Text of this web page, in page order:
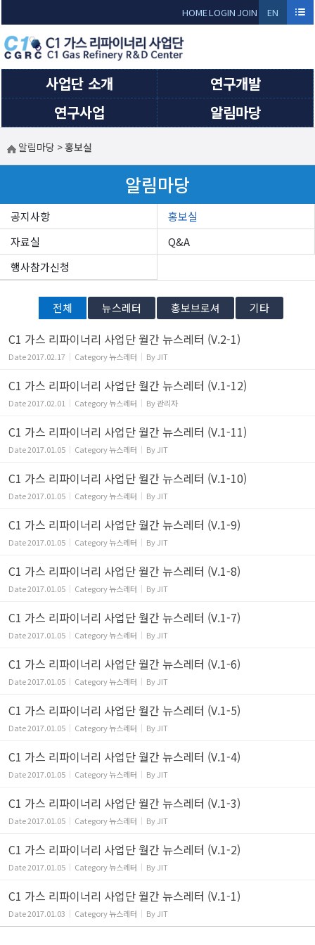
HOMELOGIN JOIN
EN
사업단 소개
연구개발
연구사업
알림마당
알림마당 >홍보실
알림마당
공지사항
홍보실
자료실
Q&A
행사참가신청
전체 뉴스레터 홍보브로셔 기타
C1 가스 리파이너리 사업단 월간 뉴스레터 (V.2-1)
Date2017.02.17 Category뉴스레터 ByJIT
C1 가스 리파이너리 사업단 월간 뉴스레터 (V.1-12)
Date2017.02.01 Category뉴스레터 By관리자
C1 가스 리파이너리 사업단 월간 뉴스레터 (V.1-11)
Date2017.01.05 Category뉴스레터 ByJIT
C1 가스 리파이너리 사업단 월간 뉴스레터 (V.1-10)
Date2017.01.05 Category뉴스레터 ByJIT
C1 가스 리파이너리 사업단 월간 뉴스레터 (V.1-9)
Date2017.01.05 Category뉴스레터 ByJIT
C1 가스 리파이너리 사업단 월간 뉴스레터 (V.1-8)
Date2017.01.05 Category뉴스레터 ByJIT
C1 가스 리파이너리 사업단 월간 뉴스레터 (V.1-7)
Date2017.01.05 Category뉴스레터 ByJIT
C1 가스 리파이너리 사업단 월간 뉴스레터 (V.1-6)
Date2017.01.05 Category뉴스레터 ByJIT
C1 가스 리파이너리 사업단 월간 뉴스레터 (V.1-5)
Date2017.01.05 Category뉴스레터 ByJIT
C1 가스 리파이너리 사업단 월간 뉴스레터 (V.1-4)
Date2017.01.05 Category뉴스레터 ByJIT
C1 가스 리파이너리 사업단 월간 뉴스레터 (V.1-3)
Date2017.01.05 Category뉴스레터 ByJIT
C1 가스 리파이너리 사업단 월간 뉴스레터 (V.1-2)
Date2017.01.05 Category뉴스레터 ByJIT
C1 가스 리파이너리 사업단 월간 뉴스레터 (V.1-1)
Date2017.01.03 Category뉴스레터 ByJIT